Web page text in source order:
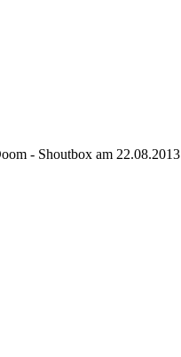
- Shoutbox am 22.08.2013